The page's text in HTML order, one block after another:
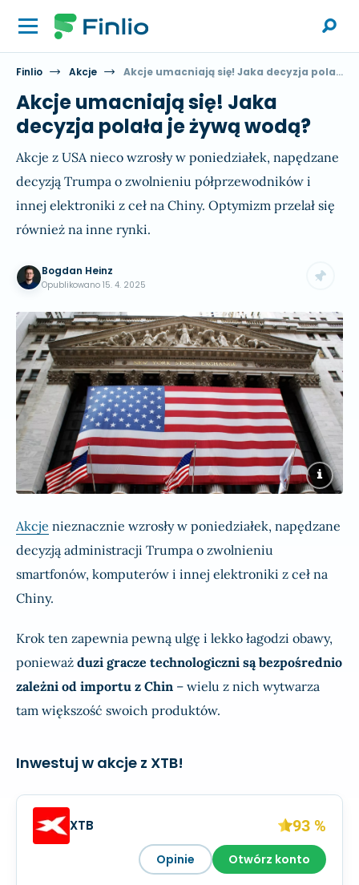
Finlio Akcje Akcje umacniają się! Jaka decyzja polała je żywą wodą?
Akcje umacniają się! Jaka
decyzja polała je żywą wodą?
Akcje z USA nieco wzrosły w poniedziałek, napędzane
decyzją Trumpa o zwolnieniu półprzewodników i
innej elektroniki z ceł na Chiny. Optymizm przelał się
również na inne rynki.
Bogdan Heinz
Opublikowano 15. 4. 2025
Akcje nieznacznie wzrosły w poniedziałek, napędzane
decyzją administracji Trumpa o zwolnieniu
smartfonów, komputerów i innej elektroniki z ceł na
Chiny.
Krok ten zapewnia pewną ulgę i lekko łagodzi obawy,
ponieważ duzi gracze technologiczni są bezpośrednio
zależni od importu z Chin – wielu z nich wytwarza
tam większość swoich produktów.
Inwestuj w akcje z XTB!
XTB 93 %
Opinie Otwórz konto